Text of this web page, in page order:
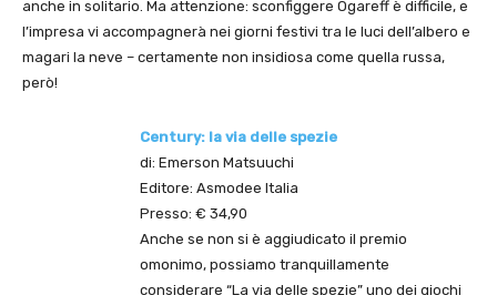
anche in solitario. Ma attenzione: sconfiggere Ogareff è difficile, e
l’impresa vi accompagnerà nei giorni festivi tra le luci dell’albero e
magari la neve – certamente non insidiosa come quella russa,
però!
Century: la via delle spezie
di: Emerson Matsuuchi
Editore: Asmodee Italia
Presso: € 34,90
Anche se non si è aggiudicato il premio
omonimo, possiamo tranquillamente
considerare “La via delle spezie” uno dei giochi